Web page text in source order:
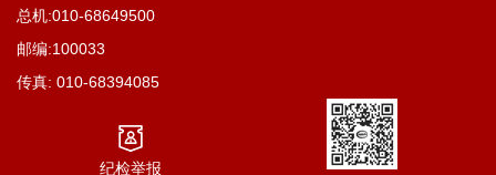
总机:010-68649500
邮编:100033
传真: 010-68394085
纪检举报